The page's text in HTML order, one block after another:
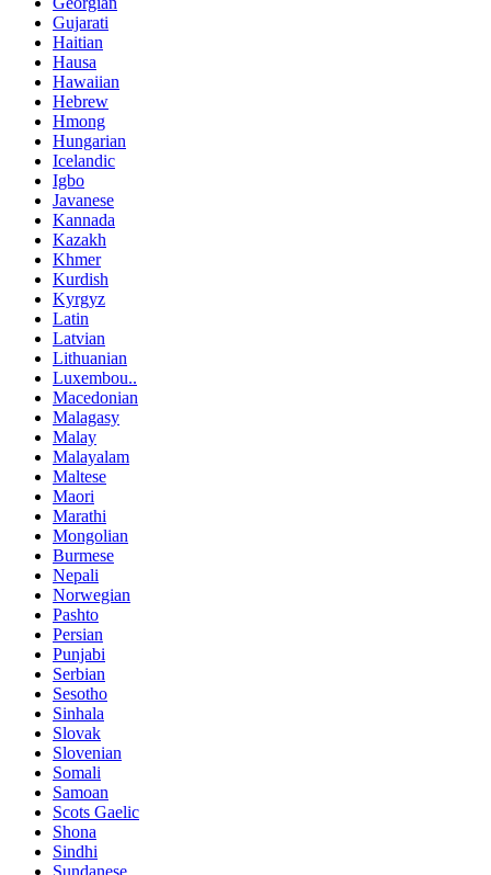
Gujarati
Haitian
Hausa
Hawaiian
Hebrew
Hmong
Hungarian
Icelandic
Igbo
Javanese
Kannada
Kazakh
Khmer
Kurdish
Kyrgyz
Latin
Latvian
Lithuanian
Luxembou..
Macedonian
Malagasy
Malay
Malayalam
Maltese
Maori
Marathi
Mongolian
Burmese
Nepali
Norwegian
Pashto
Persian
Punjabi
Serbian
Sesotho
Sinhala
Slovak
Slovenian
Somali
Samoan
Scots Gaelic
Shona
Sindhi
Sundanese